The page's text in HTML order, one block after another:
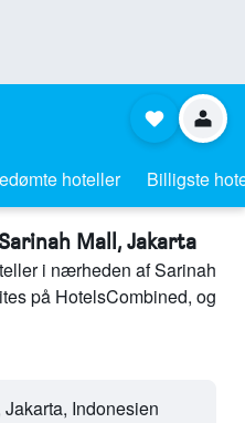
hoteller Billigste
Mall, Jakarta
i nærheden af Sarinah
på HotelsCombined, og
Indonesien